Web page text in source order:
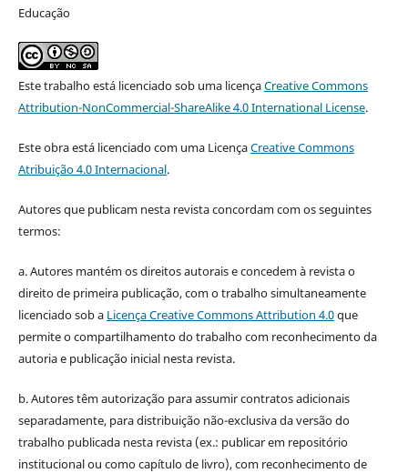
Educação
Este trabalho está licenciado sob uma licençaCreative Commons
Attribution-NonCommercial-ShareAlike 4.0 International License.
Este obra está licenciado com uma LicençaCreative Commons
Atribuição 4.0 Internacional.
Autores que publicam nesta revista concordam com os seguintes
termos:
a. Autores mantém os direitos autorais e concedem à revista o
direito de primeira publicação, com o trabalho simultaneamente
licenciado sob a Licença Creative Commons Attribution 4.0que
permite o compartilhamento do trabalho com reconhecimento da
autoria e publicação inicial nesta revista.
b. Autores têm autorização para assumir contratos adicionais
separadamente, para distribuição não-exclusiva da versão do
trabalho publicada nesta revista (ex.: publicar em repositório
institucional ou como capítulo de livro), com reconhecimento de